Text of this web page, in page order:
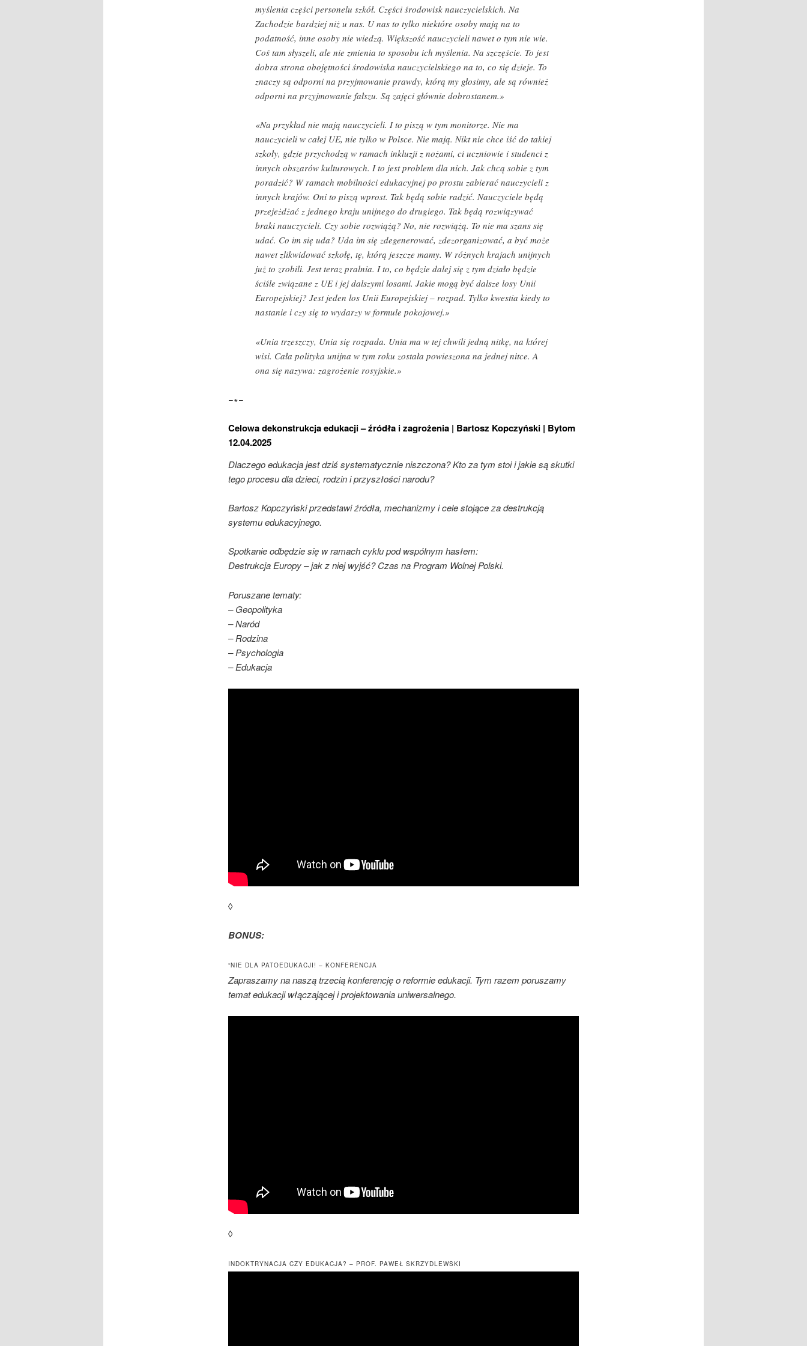
myślenia części personelu szkół. Części środowisk nauczycielskich. Na
Zachodzie bardziej niż u nas. U nas to tylko niektóre osoby mają na to
podatność, inne osoby nie wiedzą. Większość nauczycieli nawet o tym nie wie.
Coś tam słyszeli, ale nie zmienia to sposobu ich myślenia. Na szczęście. To jest
dobra strona obojętności środowiska nauczycielskiego na to, co się dzieje. To
znaczy są odporni na przyjmowanie prawdy, którą my głosimy, ale są również
odporni na przyjmowanie fałszu. Są zajęci głównie dobrostanem.»
«Na przykład nie mają nauczycieli. I to piszą w tym monitorze. Nie ma
nauczycieli w całej UE, nie tylko w Polsce. Nie mają. Nikt nie chce iść do takiej
szkoły, gdzie przychodzą w ramach inkluzji z nożami, ci uczniowie i studenci z
innych obszarów kulturowych. I to jest problem dla nich. Jak chcą sobie z tym
poradzić? W ramach mobilności edukacyjnej po prostu zabierać nauczycieli z
innych krajów. Oni to piszą wprost. Tak będą sobie radzić. Nauczyciele będą
przejeżdżać z jednego kraju unijnego do drugiego. Tak będą rozwiązywać
braki nauczycieli. Czy sobie rozwiążą? No, nie rozwiążą. To nie ma szans się
udać. Co im się uda? Uda im się zdegenerować, zdezorganizować, a być może
nawet zlikwidować szkołę, tę, którą jeszcze mamy. W różnych krajach unijnych
już to zrobili. Jest teraz pralnia. I to, co będzie dalej się z tym działo będzie
ściśle związane z UE i jej dalszymi losami. Jakie mogą być dalsze losy Unii
Europejskiej? Jest jeden los Unii Europejskiej – rozpad. Tylko kwestia kiedy to
nastanie i czy się to wydarzy w formule pokojowej.»
«Unia trzeszczy, Unia się rozpada. Unia ma w tej chwili jedną nitkę, na której
wisi. Cała polityka unijna w tym roku została powieszona na jednej nitce. A
ona się nazywa: zagrożenie rosyjskie.»
−∗−
Celowa dekonstrukcja edukacji – źródła i zagrożenia | Bartosz Kopczyński | Bytom
12.04.2025
Dlaczego edukacja jest dziś systematycznie niszczona? Kto za tym stoi i jakie są skutki
tego procesu dla dzieci, rodzin i przyszłości narodu?
Bartosz Kopczyński przedstawi źródła, mechanizmy i cele stojące za destrukcją
systemu edukacyjnego.
Spotkanie odbędzie się w ramach cyklu pod wspólnym hasłem:
Destrukcja Europy – jak z niej wyjść? Czas na Program Wolnej Polski.
Poruszane tematy:
– Geopolityka
– Naród
– Rodzina
– Psychologia
– Edukacja
◊
BONUS:
“NIE DLA PATOEDUKACJI! – KONFERENCJA
Zapraszamy na naszą trzecią konferencję o reformie edukacji. Tym razem poruszamy
temat edukacji włączającej i projektowania uniwersalnego.
◊
INDOKTRYNACJA CZY EDUKACJA? – PROF. PAWEŁ SKRZYDLEWSKI